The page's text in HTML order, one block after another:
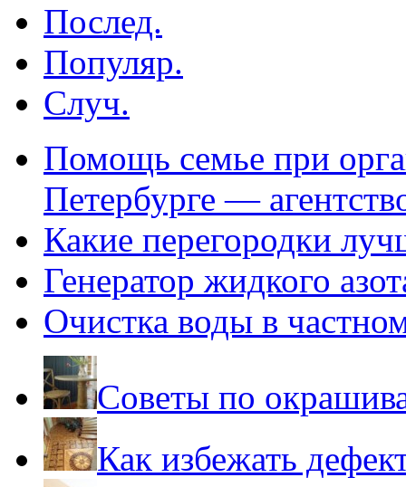
Послед.
Популяр.
Случ.
Помощь семье при
Петербурге —
Какие перегородки
Генератор жидкого
Очистка воды в
Советы по
Как избежать